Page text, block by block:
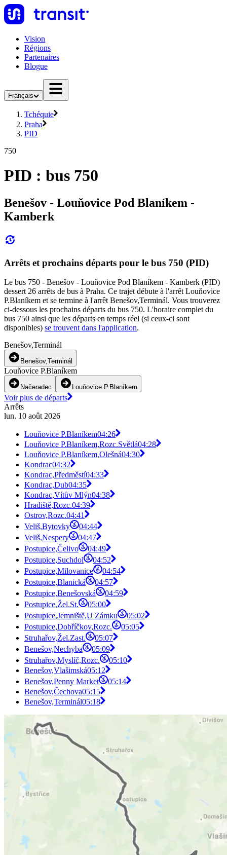
Vision
Régions
Partenaires
Blogue
Français
Tchéquie
Praha
PID
750
PID : bus 750
Benešov - Louňovice Pod Blaníkem -
Kamberk
Arrêts et prochains départs pour le bus 750 (PID)
Le bus 750 - Benešov - Louňovice Pod Blaníkem - Kamberk (PID)
dessert 26 arrêts de bus à Praha. Ce trajet débute à l'arrêt Louňovice
P.Blaníkem et se termine à l'arrêt Benešov,Terminál. Vous trouverez
ci-dessous les prochains départs du bus 750. L'horaire complet du
bus 750 ainsi que les départs en temps réel (si ceux-ci sont
disponibles) se trouvent dans l'application.
Benešov,Terminál
Benešov,Terminál
Louňovice P.Blaníkem
Načeradec Louňovice P.Blaníkem
Voir plus de départs
Arrêts
lun. 10 août 2026
Louňovice P.Blaníkem04:26
Louňovice P.Blaníkem,Rozc.Světlá04:28
Louňovice P.Blaníkem,Olešná04:30
Kondrac04:32
Kondrac,Předměstí04:33
Kondrac,Dub04:35
Kondrac,Vítův Mlýn04:38
Hradiště,Rozc.04:39
Ostrov,Rozc.04:41
Veliš,Bytovky
04:44
Veliš,Nespery
04:47
Postupice,Čelivo
04:49
Postupice,Suchdol
04:52
Postupice,Milovanice
04:54
Postupice,Blanická
04:57
Postupice,Benešovská
04:59
Postupice,Žel.St.
05:00
Postupice,Jemniště,U Zámku
05:02
Postupice,Dobříčkov,Rozc.
05:05
Struhařov,Žel.Zast.
05:07
Benešov,Nechyba
05:09
Struhařov,Myslíč,Rozc.
05:10
Benešov,Vlašimská05:12
Benešov,Penny Market
05:14
Benešov,Čechova05:15
Benešov,Terminál05:18